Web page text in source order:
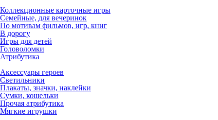
Коллекционные карточные игры
Семейные, для вечеринок
По мотивам фильмов, игр, книг
В дорогу
Игры для детей
Головоломки
Атрибутика
Аксессуары героев
Светильники
Плакаты, значки, наклейки
Сумки, кошельки
Прочая атрибутика
Мягкие игрушки